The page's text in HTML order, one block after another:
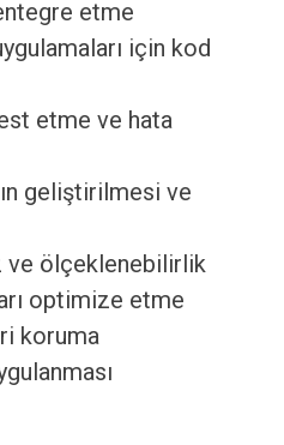
etme
için kod
etme ve hata
geliştirilmesi ve
ve ölçeklenebilirlik
optimize etme
koruma